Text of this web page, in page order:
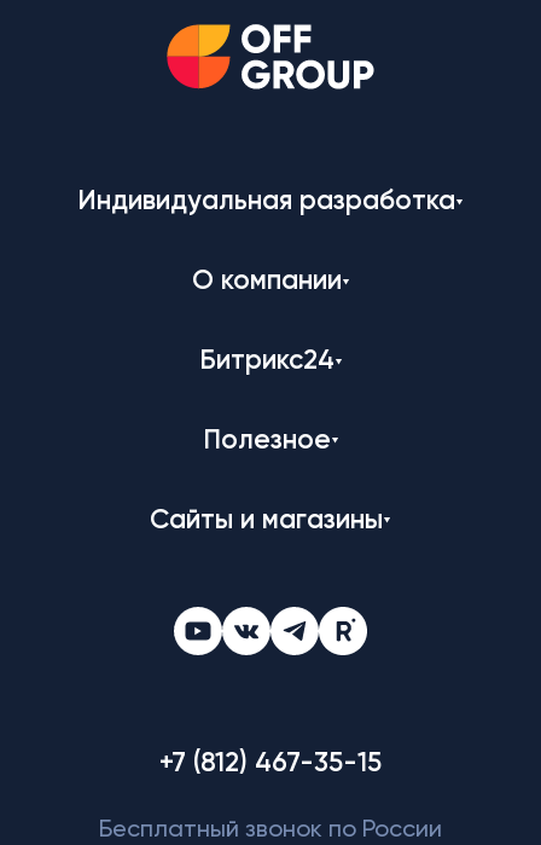
Индивидуальная разработка
О компании
Битрикс24
Полезное
Сайты и магазины
+7 (812) 467-35-15
Бесплатный звонок по России